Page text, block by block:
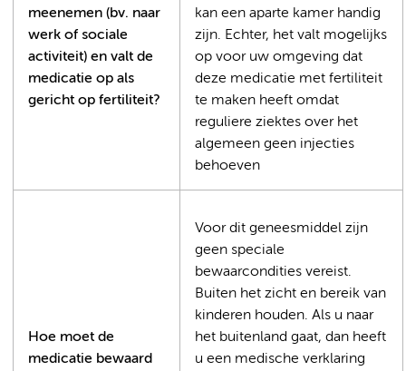
meenemen (bv. naar
werk of sociale
activiteit) en valt de
medicatie op als
gericht op fertiliteit?
kan een aparte kamer handig
zijn. Echter, het valt mogelijks
op voor uw omgeving dat
deze medicatie met fertiliteit
te maken heeft omdat
reguliere ziektes over het
algemeen geen injecties
behoeven
Hoe moet de
medicatie bewaard
Voor dit geneesmiddel zijn
geen speciale
bewaarcondities vereist.
Buiten het zicht en bereik van
kinderen houden. Als u naar
het buitenland gaat, dan heeft
u een medische verklaring